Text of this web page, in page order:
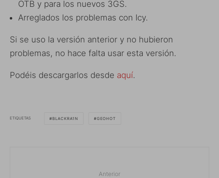
OTB y para los nuevos 3GS.
Arreglados los problemas con Icy.
Si se uso la versión anterior y no hubieron
problemas, no hace falta usar esta versión.
Podéis descargarlos desde aquí.
ETIQUETAS BLACKRA1N GEOHOT
Anterior